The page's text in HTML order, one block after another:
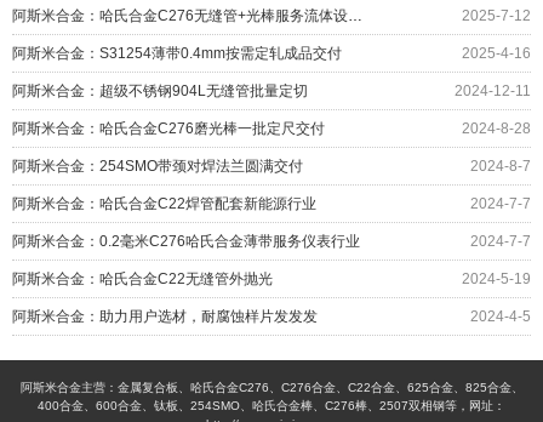
阿斯米合金：哈氏合金C276无缝管+光棒服务流体设备制造 2025-7-12
阿斯米合金：S31254薄带0.4mm按需定轧成品交付 2025-4-16
阿斯米合金：超级不锈钢904L无缝管批量定切 2024-12-11
阿斯米合金：哈氏合金C276磨光棒一批定尺交付 2024-8-28
阿斯米合金：254SMO带颈对焊法兰圆满交付 2024-8-7
阿斯米合金：哈氏合金C22焊管配套新能源行业 2024-7-7
阿斯米合金：0.2毫米C276哈氏合金薄带服务仪表行业 2024-7-7
阿斯米合金：哈氏合金C22无缝管外抛光 2024-5-19
阿斯米合金：助力用户选材，耐腐蚀样片发发发 2024-4-5
阿斯米合金主营：金属复合板、哈氏合金C276、C276合金、C22合金、625合金、825合金、
400合金、600合金、钛板、254SMO、哈氏合金棒、C276棒、2507双相钢等，网址：